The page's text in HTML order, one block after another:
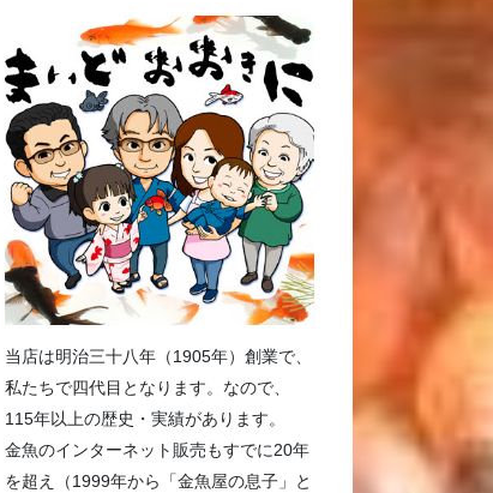
当店は明治三十八年（1905年）創業で、
私たちで四代目となります。なので、
115年以上の歴史・実績があります。
金魚のインターネット販売もすでに20年
を超え（1999年から「金魚屋の息子」と